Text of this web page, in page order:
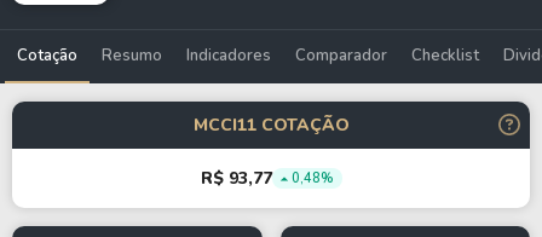
Cotação Resumo Indicadores Comparador Checklist
MCCI11 COTAÇÃO
R$ 93,77 0,48%